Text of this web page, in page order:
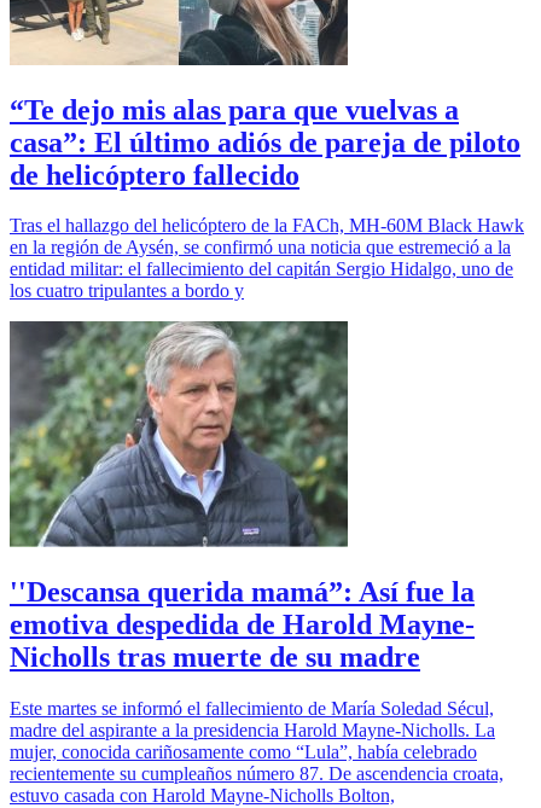
“Te dejo mis alas para que vuelvas a
casa”: El último adiós de pareja de piloto
de helicóptero fallecido
Tras el hallazgo del helicóptero de la FACh, MH-60M Black Hawk
en la región de Aysén, se confirmó una noticia que estremeció a la
entidad militar: el fallecimiento del capitán Sergio Hidalgo, uno de
los cuatro tripulantes a bordo y
''Descansa querida mamá”: Así fue la
emotiva despedida de Harold Mayne-
Nicholls tras muerte de su madre
Este martes se informó el fallecimiento de María Soledad Sécul,
madre del aspirante a la presidencia Harold Mayne-Nicholls. La
mujer, conocida cariñosamente como “Lula”, había celebrado
recientemente su cumpleaños número 87. De ascendencia croata,
estuvo casada con Harold Mayne-Nicholls Bolton,